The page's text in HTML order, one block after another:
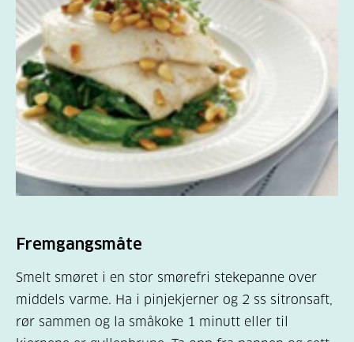
Fremgangsmåte
Smelt smøret i en stor smørefri stekepanne over
middels varme. Ha i pinjekjerner og 2 ss sitronsaft,
rør sammen og la småkoke 1 minutt eller til